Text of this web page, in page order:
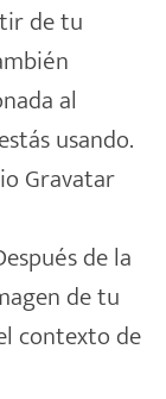
de tu
al
usando.
Gravatar
de la
de tu
contexto de